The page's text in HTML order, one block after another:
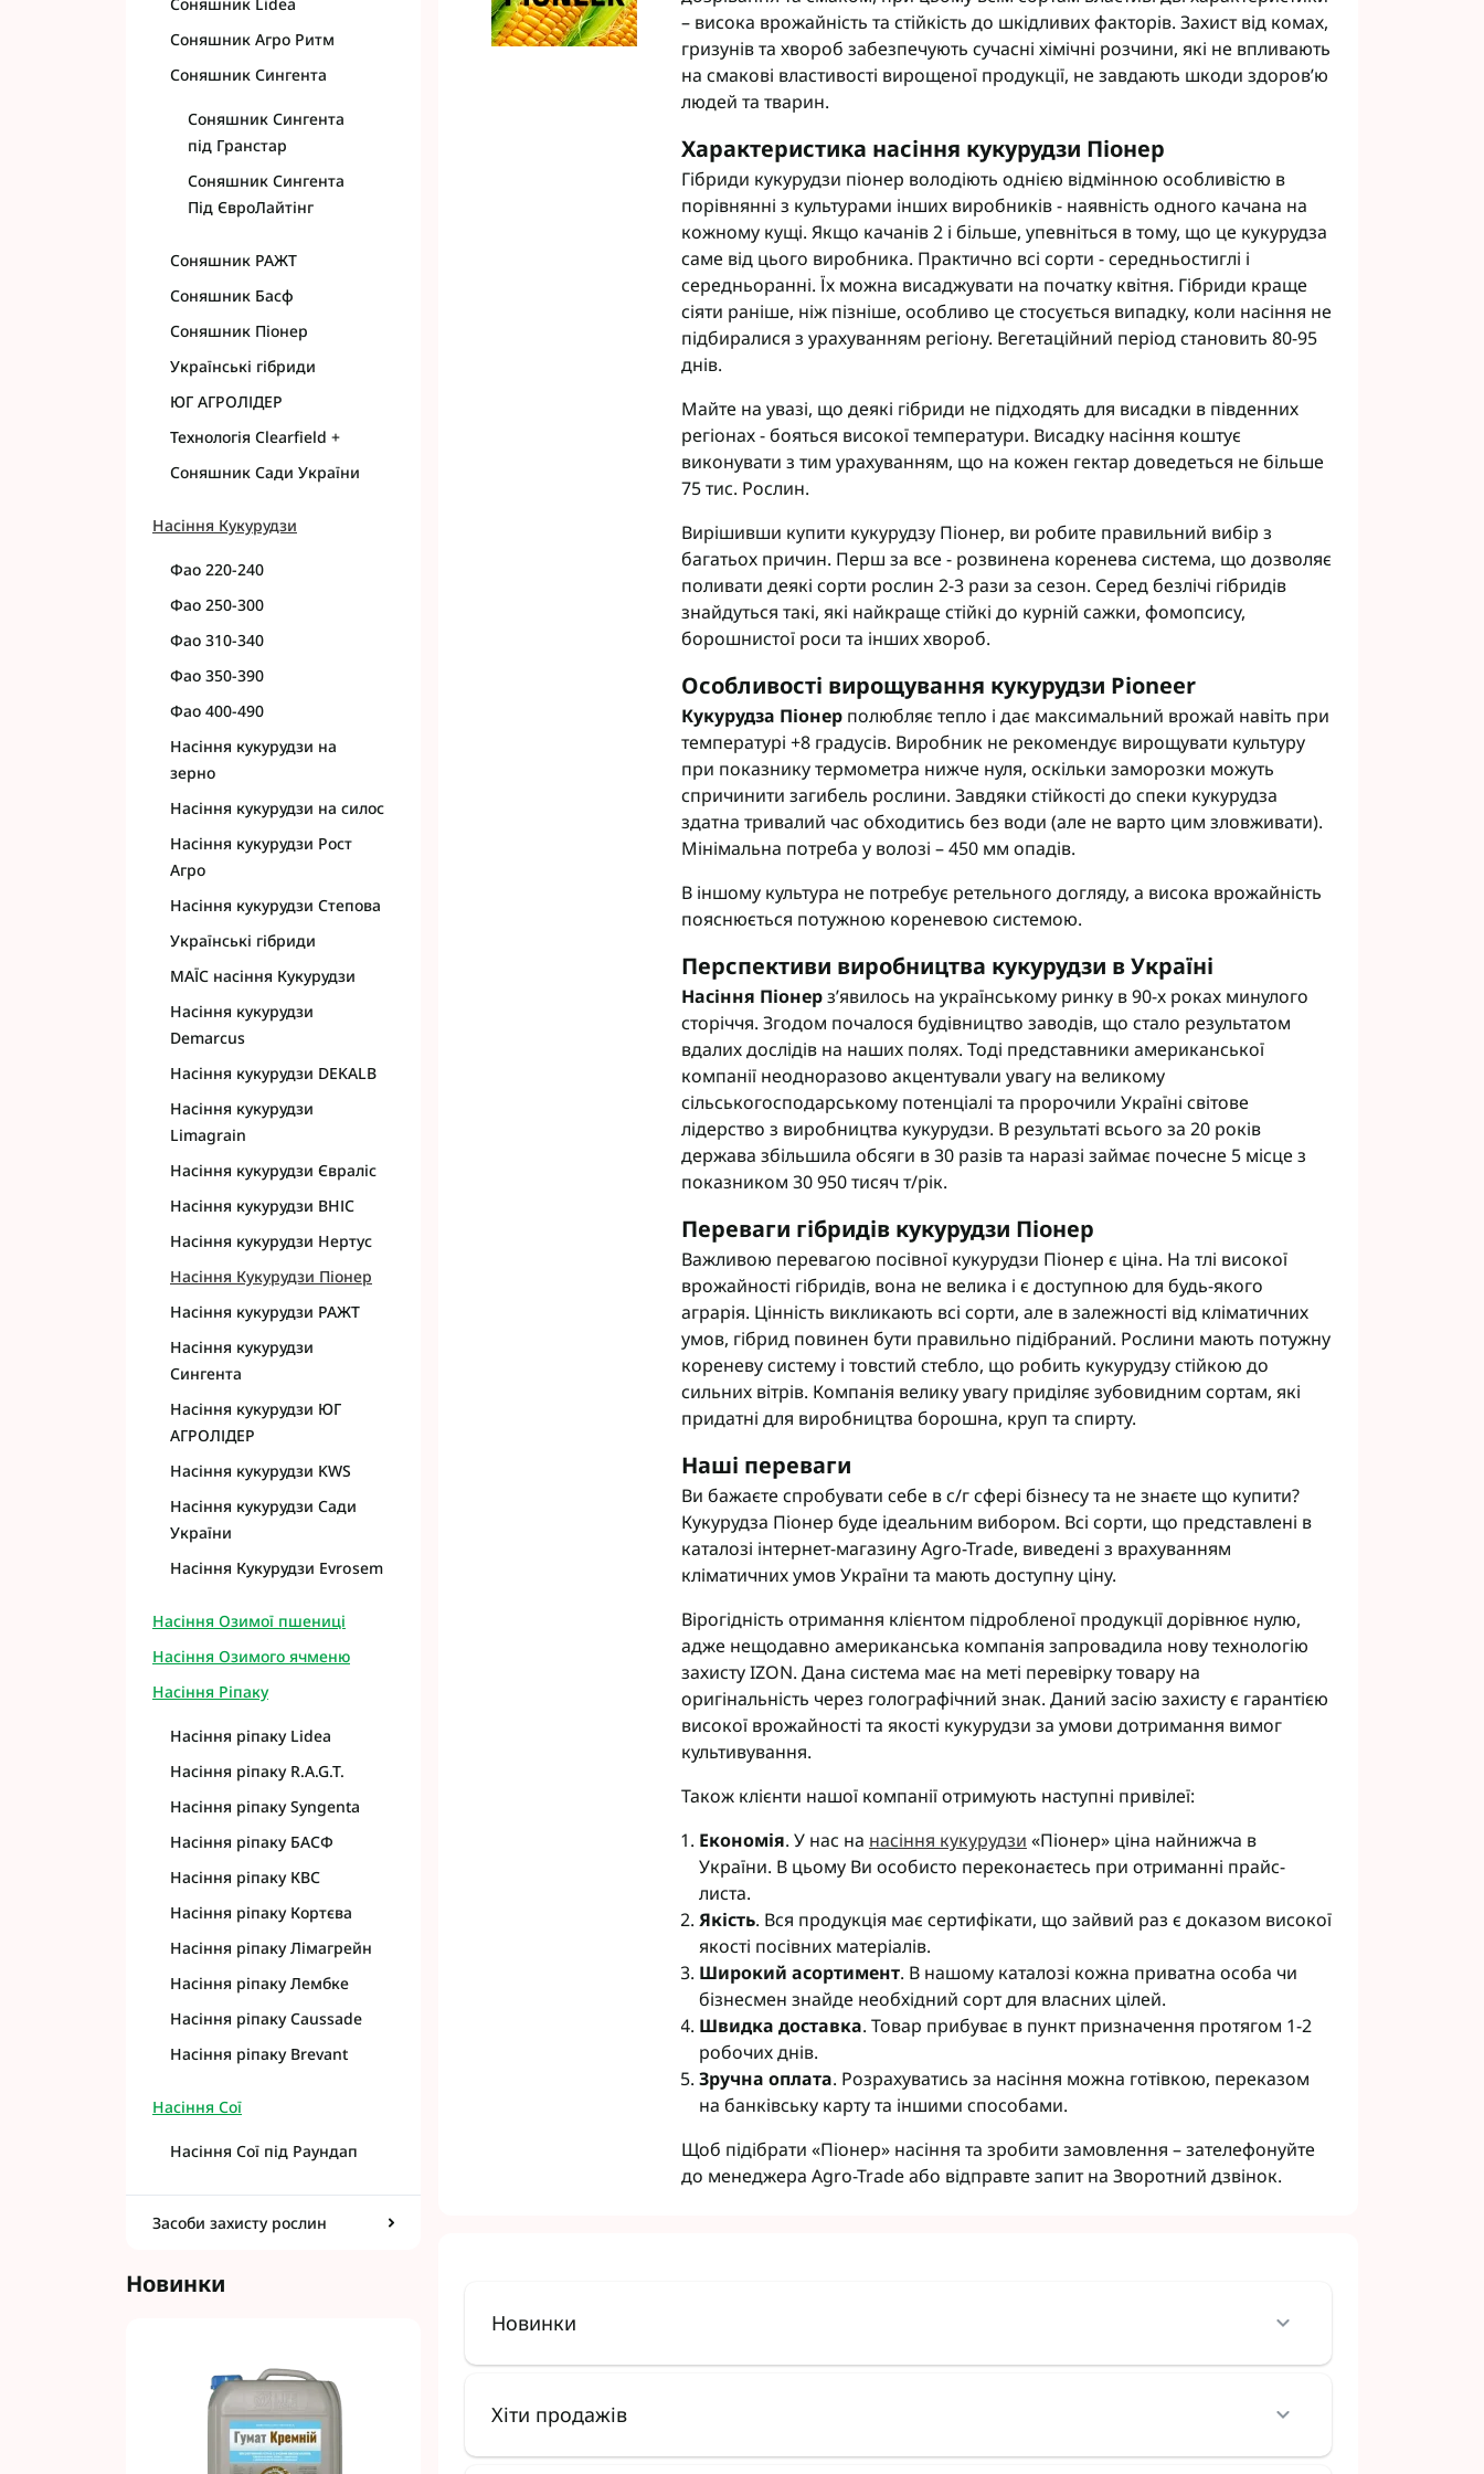
Фунгіциди Corteva
Фунгіциди Альфа Смарт Агро
Мікродобрива Плантоніт
Мікродобрива Альфа Смарт
Мікродобрива Укравіт
Соняшник Агро Ритм
Соняшник Сингента
Соняшник Сингента
під Гранстар
Соняшник Сингента
Під ЄвроЛайтінг
Cоняшник РАЖТ
Соняшник Басф
Соняшник Піонер
Українські гібриди
ЮГ АГРОЛІДЕР
Технологія Clearfield +
Соняшник Сади України
Насіння Кукурудзи
Фао 220-240
Фао 250-300
Фао 310-340
Фао 350-390
Фао 400-490
Насіння кукурудзи на
зерно
Насіння кукурудзи на силос
Насіння кукурудзи Рост
Агро
Насіння кукурудзи Степова
Українські гібриди
МАЇС насіння Кукурудзи
Насіння кукурудзи
Demarcus
Насіння кукурудзи DEKALB
Насіння кукурудзи
Limagrain
Насіння кукурудзи Євраліс
Насіння кукурудзи ВНІС
Насіння кукурудзи Нертус
Насіння Кукурудзи Піонер
Насіння кукурудзи РАЖТ
Насіння кукурудзи
Сингента
Насіння кукурудзи ЮГ
АГРОЛІДЕР
Насіння кукурудзи KWS
Насіння кукурудзи Сади
України
Насіння Кукурудзи Evrosem
Насіння Озимої пшениці
Насіння Озимого ячменю
Насіння Ріпаку
Насіння ріпаку Lidea
Насіння ріпаку R.A.G.T.
Насіння ріпаку Syngenta
Насіння ріпаку БАСФ
Насіння ріпаку КВС
Насіння ріпаку Кортєва
Насіння ріпаку Лімагрейн
Насіння ріпаку Лембке
Насіння ріпаку Caussade
Насіння ріпаку Brevant
Насіння Сої
Насіння Сої під Раундап
Засоби захисту рослин
Новинки
– висока врожайність та стійкість до шкідливих факторів. Захист від комах,
гризунів та хвороб забезпечують сучасні хімічні розчини, які не впливають
на смакові властивості вирощеної продукції, не завдають шкоди здоров’ю
людей та тварин.
Характеристика насіння кукурудзи Піонер
Гібриди кукурудзи піонер володіють однією відмінною особливістю в
порівнянні з культурами інших виробників - наявність одного качана на
кожному кущі. Якщо качанів 2 і більше, упевніться в тому, що це кукурудза
саме від цього виробника. Практично всі сорти - середньостиглі і
середньоранні. Їх можна висаджувати на початку квітня. Гібриди краще
сіяти раніше, ніж пізніше, особливо це стосується випадку, коли насіння не
підбиралися з урахуванням регіону. Вегетаційний період становить 80-95
днів.
Майте на увазі, що деякі гібриди не підходять для висадки в південних
регіонах - бояться високої температури. Висадку насіння коштує
виконувати з тим урахуванням, що на кожен гектар доведеться не більше
75 тис. Рослин.
Вирішивши купити кукурудзу Піонер, ви робите правильний вибір з
багатьох причин. Перш за все - розвинена коренева система, що дозволяє
поливати деякі сорти рослин 2-3 рази за сезон. Серед безлічі гібридів
знайдуться такі, які найкраще стійкі до курній сажки, фомопсису,
борошнистої роси та інших хвороб.
Особливості вирощування кукурудзи Pioneer
Кукурудза Піонер полюбляє тепло і дає максимальний врожай навіть при
температурі +8 градусів. Виробник не рекомендує вирощувати культуру
при показнику термометра нижче нуля, оскільки заморозки можуть
спричинити загибель рослини. Завдяки стійкості до спеки кукурудза
здатна тривалий час обходитись без води (але не варто цим зловживати).
Мінімальна потреба у волозі – 450 мм опадів.
В іншому культура не потребує ретельного догляду, а висока врожайність
пояснюється потужною кореневою системою.
Перспективи виробництва кукурудзи в Україні
Насіння Піонерз’явилось на українському ринку в 90-х роках минулого
сторіччя. Згодом почалося будівництво заводів, що стало результатом
вдалих дослідів на наших полях. Тоді представники американської
компанії неодноразово акцентували увагу на великому
сільськогосподарському потенціалі та пророчили Україні світове
лідерство з виробництва кукурудзи. В результаті всього за 20 років
держава збільшила обсяги в 30 разів та наразі займає почесне 5 місце з
показником 30 950 тисяч т/рік.
Переваги гібридів кукурудзи Піонер
Важливою перевагою посівної кукурудзи Піонер є ціна. На тлі високої
врожайності гібридів, вона не велика і є доступною для будь-якого
аграрія. Цінність викликають всі сорти, але в залежності від кліматичних
умов, гібрид повинен бути правильно підібраний. Рослини мають потужну
кореневу систему і товстий стебло, що робить кукурудзу стійкою до
сильних вітрів. Компанія велику увагу приділяє зубовидним сортам, які
придатні для виробництва борошна, круп та спирту.
Наші переваги
Ви бажаєте спробувати себе в с/г сфері бізнесу та не знаєте що купити?
Кукурудза Піонер буде ідеальним вибором. Всі сорти, що представлені в
каталозі інтернет-магазину Agro-Trade, виведені з врахуванням
кліматичних умов України та мають доступну ціну.
Вірогідність отримання клієнтом підробленої продукції дорівнює нулю,
адже нещодавно американська компанія запровадила нову технологію
захисту IZON. Дана система має на меті перевірку товару на
оригінальність через голографічний знак. Даний засію захисту є гарантією
високої врожайності та якості кукурудзи за умови дотримання вимог
культивування.
Також клієнти нашої компанії отримують наступні привілеї:
Економія. У нас на насіння кукурудзи «Піонер» ціна найнижча в
України. В цьому Ви особисто переконаєтесь при отриманні прайс-
листа.
Якість. Вся продукція має сертифікати, що зайвий раз є доказом високої
якості посівних матеріалів.
Широкий асортимент. В нашому каталозі кожна приватна особа чи
бізнесмен знайде необхідний сорт для власних цілей.
Швидка доставка. Товар прибуває в пункт призначення протягом 1-2
робочих днів.
Зручна оплата. Розрахуватись за насіння можна готівкою, переказом
на банківську карту та іншими способами.
Щоб підібрати «Піонер» насіння та зробити замовлення – зателефонуйте
до менеджера Agro-Trade або відправте запит на Зворотний дзвінок.
Новинки
Хіти продажів